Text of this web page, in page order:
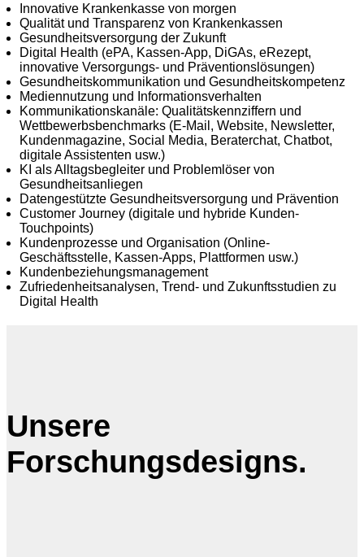
Innovative Krankenkasse von morgen
Qualität und Transparenz von Krankenkassen
Gesundheitsversorgung der Zukunft
Digital Health (ePA, Kassen-App, DiGAs, eRezept,
innovative Versorgungs- und Präventionslösungen)
Gesundheitskommunikation und Gesundheitskompetenz
Mediennutzung und Informationsverhalten
Kommunikationskanäle: Qualitätskennziffern und
Wettbewerbsbenchmarks (E-Mail, Website, Newsletter,
Kundenmagazine, Social Media, Beraterchat, Chatbot,
digitale Assistenten usw.)
KI als Alltagsbegleiter und Problemlöser von
Gesundheitsanliegen
Datengestützte Gesundheitsversorgung und Prävention
Customer Journey (digitale und hybride Kunden-
Touchpoints)
Kundenprozesse und Organisation (Online-
Geschäftsstelle, Kassen-Apps, Plattformen usw.)
Kundenbeziehungsmanagement
Zufriedenheitsanalysen, Trend- und Zukunftsstudien zu
Digital Health
Unsere
Forschungsdesigns.